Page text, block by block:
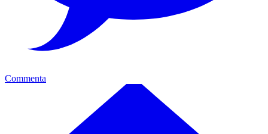
Commenta